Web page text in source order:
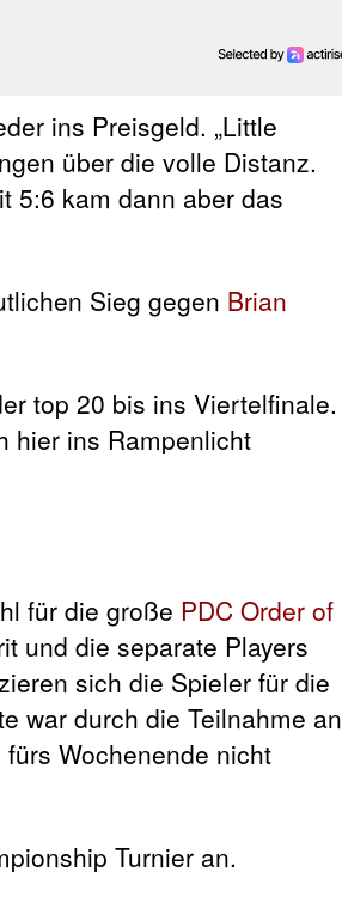
ins Preisgeld. „Little
über die volle Distanz.
5:6 kam dann aber das
Sieg gegen Brian
top 20 bis ins Viertelfinale.
hier ins Rampenlicht
für die große PDC Order of
und die separate Players
sich die Spieler für die
war durch die Teilnahme an
fürs Wochenende nicht
Turnier an.